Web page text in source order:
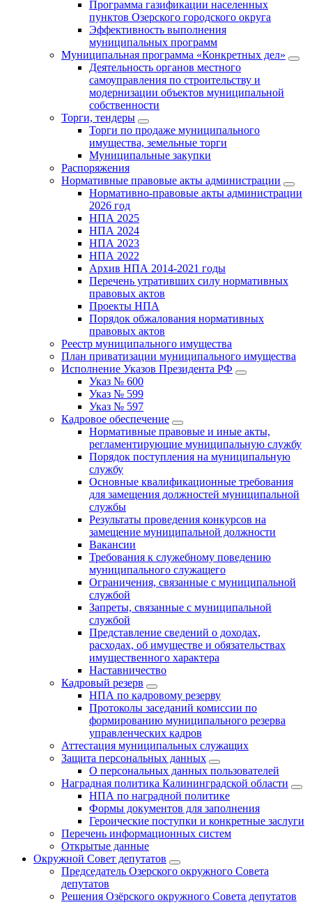
Программа газификации населенных
пунктов Озерского городского округа
Эффективность выполнения
муниципальных программ
Муниципальная программа «Конкретных дел»
Деятельность органов местного
самоуправления по строительству и
модернизации объектов муниципальной
собственности
Торги, тендеры
Торги по продаже муниципального
имущества, земельные торги
Муниципальные закупки
Распоряжения
Нормативные правовые акты администрации
Нормативно-правовые акты администрации
2026 год
НПА 2025
НПА 2024
НПА 2023
НПА 2022
Архив НПА 2014-2021 годы
Перечень утративших силу нормативных
правовых актов
Проекты НПА
Порядок обжалования нормативных
правовых актов
Реестр муниципального имущества
План приватизации муниципального имущества
Исполнение Указов Президента РФ
Указ № 600
Указ № 599
Указ № 597
Кадровое обеспечение
Нормативные правовые и иные акты,
регламентирующие муниципальную службу
Порядок поступления на муниципальную
службу
Основные квалификационные требования
для замещения должностей муниципальной
службы
Результаты проведения конкурсов на
замещение муниципальной должности
Вакансии
Требования к служебному поведению
муниципального служащего
Ограничения, связанные с муниципальной
службой
Запреты, связанные с муниципальной
службой
Представление сведений о доходах,
расходах, об имуществе и обязательствах
имущественного характера
Наставничество
Кадровый резерв
НПА по кадровому резерву
Протоколы заседаний комиссии по
формированию муниципального резерва
управленческих кадров
Аттестация муниципальных служащих
Защита персональных данных
О персональных данных пользователей
Наградная политика Калининградской области
НПА по наградной политике
Формы документов для заполнения
Героические поступки и конкретные заслуги
Перечень информационных систем
Открытые данные
Окружной Совет депутатов
Председатель Озерского окружного Совета
депутатов
Решения Озёрского окружного Совета депутатов